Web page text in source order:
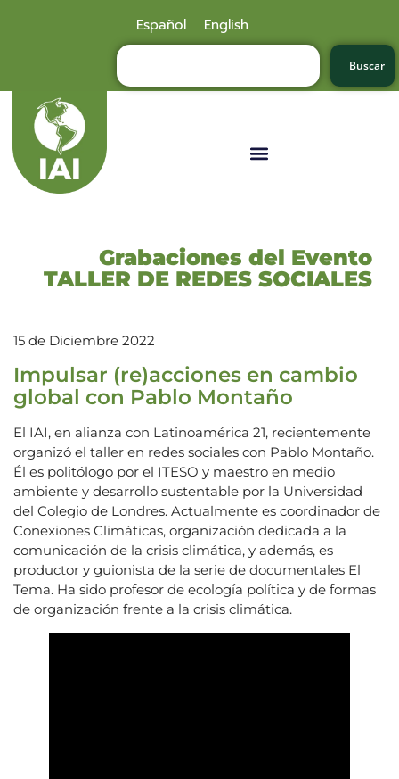
Español English
Buscar
Grabaciones del Evento
TALLER DE REDES SOCIALES
15 de Diciembre 2022
Impulsar (re)acciones en cambio
global con Pablo Montaño
El IAI, en alianza con Latinoamérica 21, recientemente
organizó el taller en redes sociales con Pablo Montaño.
Él es politólogo por el ITESO y maestro en medio
ambiente y desarrollo sustentable por la Universidad
del Colegio de Londres. Actualmente es coordinador de
Conexiones Climáticas, organización dedicada a la
comunicación de la crisis climática, y además, es
productor y guionista de la serie de documentales El
Tema. Ha sido profesor de ecología política y de formas
de organización frente a la crisis climática.